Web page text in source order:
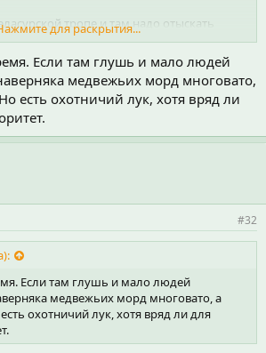
тропе и там надо отыскать
ведущую на склоны г. Бол. Схапач
охотники). Затем она обходит
горы уже на амткяльской её стороне и
район (сам не ходил, точно не знаю)
гам (лев. приток Амткяла, в соём верхнем
ага"), т.е., можно сказать, что выше
каньона; оттуда она по хребтику -
к пер. Атых (на гш-карте она
так как никто из наших там пока не
не "писатели").
для раскрытия...
Если там глушь и мало людей
медвежьих морд многовато,
есть охотничий лук, хотя вряд ли
#32
Если там глушь и мало людей
медвежьих морд многовато, а
охотничий лук, хотя вряд ли для